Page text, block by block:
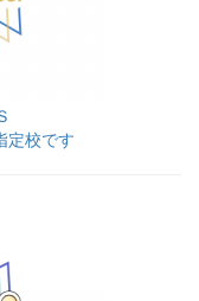
定校です